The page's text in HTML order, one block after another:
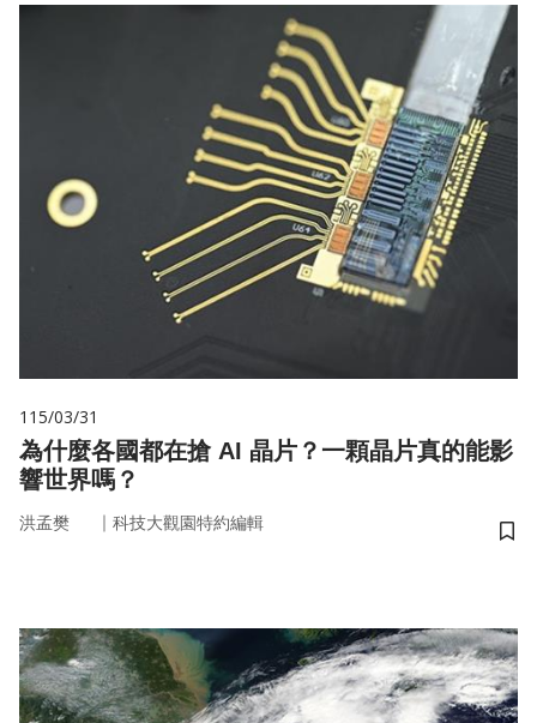
115/03/31
為什麼各國都在搶 AI 晶片？一顆晶片真的能影
響世界嗎？
洪孟樊 ｜ 科技大觀園特約編輯
儲